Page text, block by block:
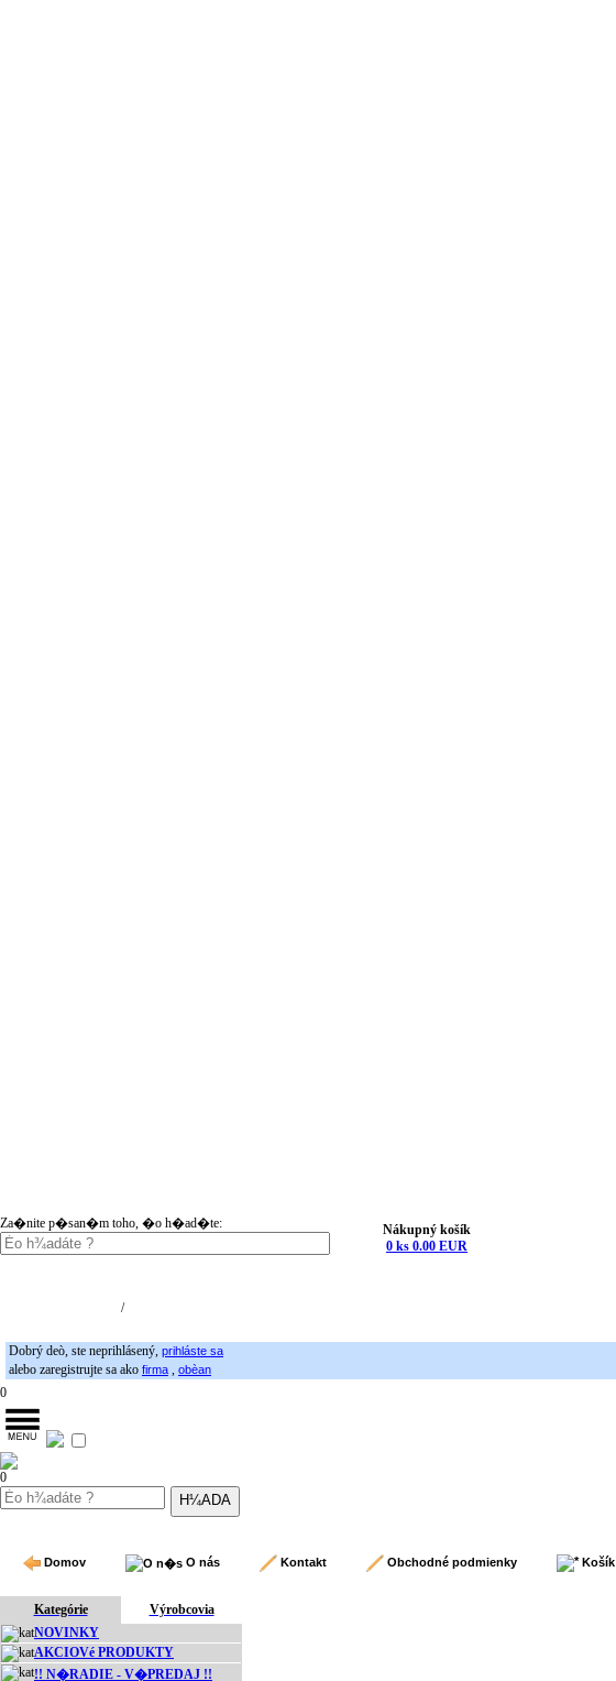
Za�nite p�san�m toho, �o h�ad�te:
Nákupný košík
0 ks 0.00 EUR
/
Dobrý deò, ste neprihlásený, prihláste sa
alebo zaregistrujte sa ako firma , obèan
0
0
Domov O nás Kontakt Obchodné podmienky Košík
Kategórie
Výrobcovia
NOVINKY
AKCIOVé PRODUKTY
!! N�RADIE - V�PREDAJ !!